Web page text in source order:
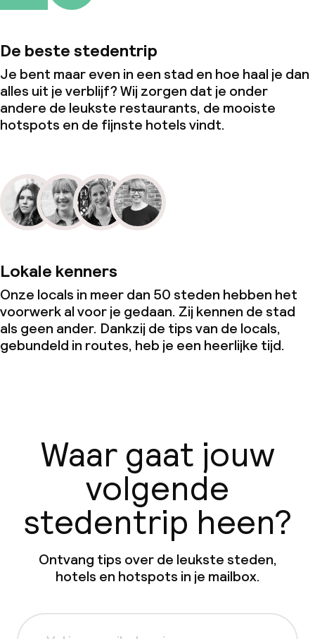
De beste stedentrip
Je bent maar even in een stad en hoe haal je dan
alles uit je verblijf? Wij zorgen dat je onder
andere de leukste restaurants, de mooiste
hotspots en de fijnste hotels vindt.
Lokale kenners
Onze locals in meer dan 50 steden hebben het
voorwerk al voor je gedaan. Zij kennen de stad
als geen ander. Dankzij de tips van de locals,
gebundeld in routes, heb je een heerlijke tijd.
Waar gaat jouw
volgende
stedentrip heen?
Ontvang tips over de leukste steden,
hotels en hotspots in je mailbox.